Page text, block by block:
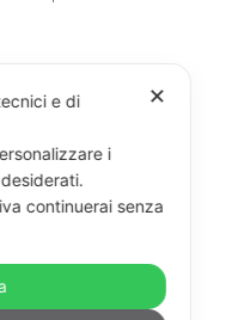
tutto per
atto
✕
e di
i
continuerai senza